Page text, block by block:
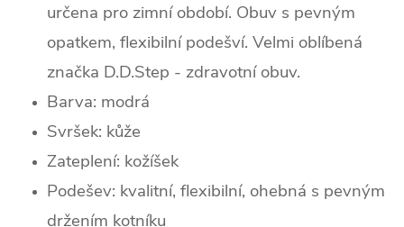
určena pro zimní období. Obuv s pevným
opatkem, flexibilní podešví. Velmi oblíbená
značka D.D.Step - zdravotní obuv.
Barva: modrá
Svršek: kůže
Zateplení: kožíšek
Podešev: kvalitní, flexibilní, ohebná s pevným
držením kotníku